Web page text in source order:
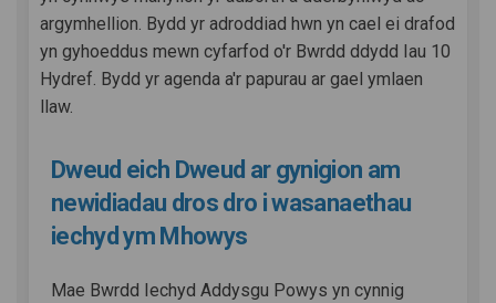
argymhellion. Bydd yr adroddiad hwn yn cael ei drafod
yn gyhoeddus mewn cyfarfod o'r Bwrdd ddydd Iau 10
Hydref. Bydd yr agenda a'r papurau ar gael ymlaen
llaw.
Dweud eich Dweud ar gynigion am
newidiadau dros dro i wasanaethau
iechyd ym Mhowys
Mae Bwrdd Iechyd Addysgu Powys yn cynnig